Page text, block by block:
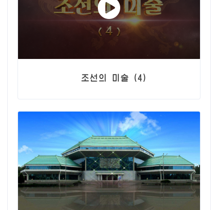
조선의 미술 (4)